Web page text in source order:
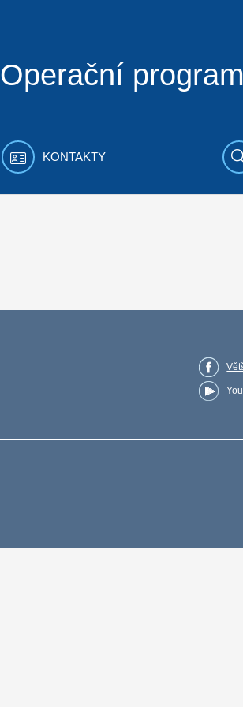
Operační program
KONTAKTY